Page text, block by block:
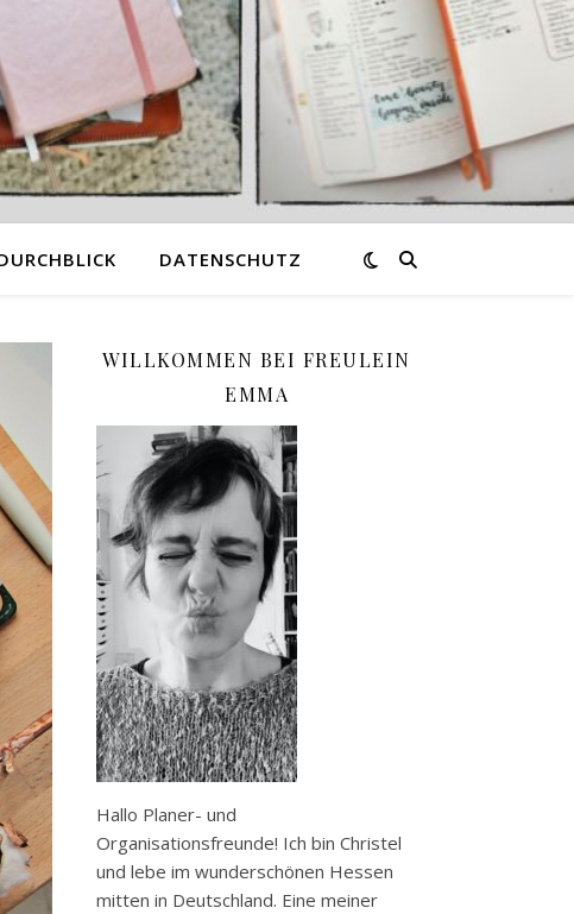
DATENSCHUTZ
WILLKOMMEN BEI FREULEIN
EMMA
Hallo Planer- und
Organisationsfreunde! Ich bin Christel
und lebe im wunderschönen Hessen
mitten in Deutschland. Eine meiner